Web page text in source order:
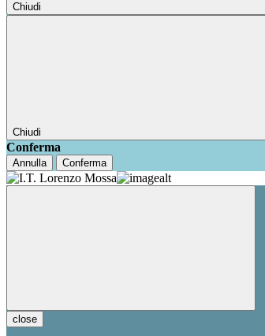
Chiudi
Chiudi
Conferma
Annulla Conferma
close